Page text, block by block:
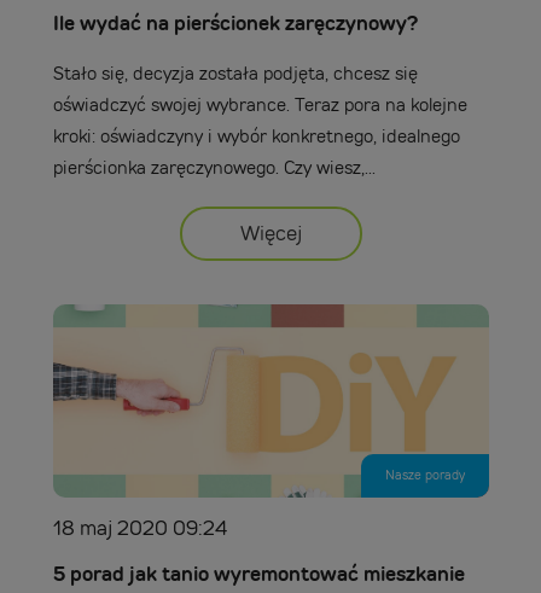
Ile wydać na pierścionek zaręczynowy?
Stało się, decyzja została podjęta, chcesz się
oświadczyć swojej wybrance. Teraz pora na kolejne
kroki: oświadczyny i wybór konkretnego, idealnego
pierścionka zaręczynowego. Czy wiesz,...
Więcej
Nasze porady
18 maj 2020 09:24
5 porad jak tanio wyremontować mieszkanie